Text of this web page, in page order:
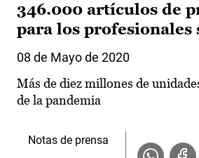
346.000 artículos de
para los profesionales
08 de Mayo de 2020
Más de diez millones de
de la pandemia
Notas de prensa